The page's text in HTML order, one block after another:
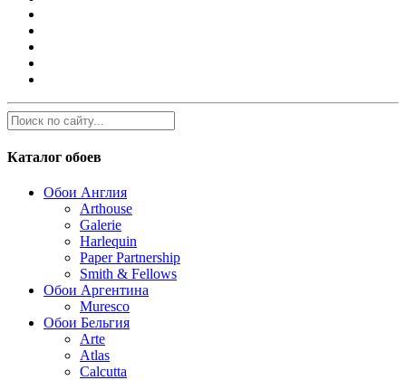
Каталог обоев
Обои Англия
Arthouse
Galerie
Harlequin
Paper Partnership
Smith & Fellows
Обои Аргентина
Muresco
Обои Бельгия
Arte
Atlas
Calcutta